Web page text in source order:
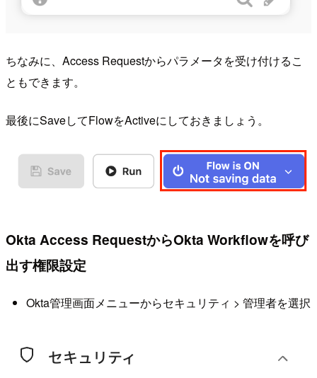
ちなみに、Access Requestからパラメータを受け付けるこ
ともできます。
最後にSaveしてFlowをActiveにしておきましょう。
Okta Access RequestからOkta Workflowを呼び
出す権限設定
Okta管理画面メニューからセキュリティ > 管理者を選択